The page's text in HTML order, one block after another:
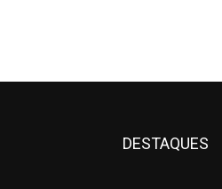
DESTAQUES